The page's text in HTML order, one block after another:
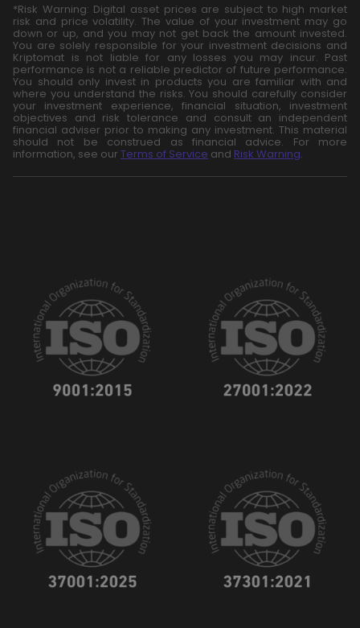
*Risk Warning: Digital asset prices are subject to high market
risk and price volatility. The value of your investment may go
down or up, and you may not get back the amount invested.
You are solely responsible for your investment decisions and
Kriptomat is not liable for any losses you may incur. Past
performance is not a reliable predictor of future performance.
You should only invest in products you are familiar with and
where you understand the risks. You should carefully consider
your investment experience, financial situation, investment
objectives and risk tolerance and consult an independent
financial adviser prior to making any investment. This material
should not be construed as financial advice. For more
information, see our Terms of Service and Risk Warning.